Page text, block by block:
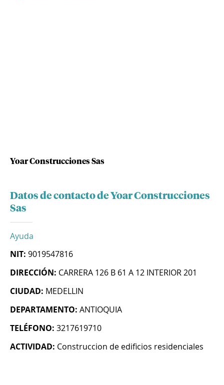
Yoar Construcciones Sas
Datos de contacto de Yoar Construcciones
Sas
Ayuda
NIT: 9019547816
DIRECCIÓN: CARRERA 126 B 61 A 12 INTERIOR 201
CIUDAD: MEDELLIN
DEPARTAMENTO: ANTIOQUIA
TELÉFONO: 3217619710
ACTIVIDAD: Construccion de edificios residenciales